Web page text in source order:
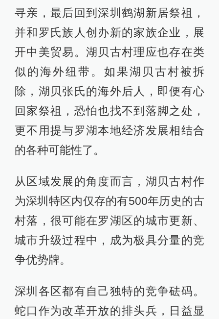
寻亲，最后回到深圳鹤湖新居祭祖，
并和罗氏族人创办新的家族企业，展
开中美贸易。湖贝古村理应也存在类
似的海外纽带。如果湖贝古村被拆
除，湖贝张氏的海外后人，即便有心
回家祭祖，恐怕也找不到落脚之处，
更不用提与罗湖本地经济发展相结合
的各种可能性了。
从区域发展的角度而言，湖贝古村作
为深圳特区内仅存的有500年历史的古
村落，很可能在罗湖区的城市更新、
城市升级过程中，成为极具分量的竞
争优势牌。
深圳各区都有自己独特的竞争砝码。
蛇口作为改革开放的排头兵，日益显